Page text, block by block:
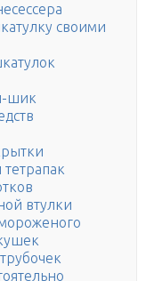
своими
шик
втулки